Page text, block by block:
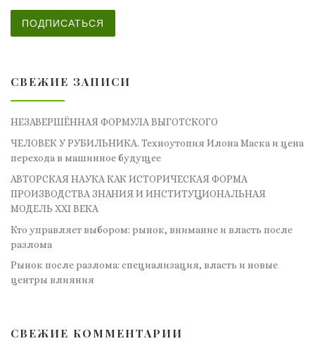
ПОДПИСАТЬСЯ
СВЕЖИЕ ЗАПИСИ
НЕЗАВЕРШЁННАЯ ФОРМУЛА ВЫГОТСКОГО
ЧЕЛОВЕК У РУБИЛЬНИКА. Техноутопия Илона Маска и цена
перехода в машинное будущее
АВТОРСКАЯ НАУКА КАК ИСТОРИЧЕСКАЯ ФОРМА
ПРОИЗВОДСТВА ЗНАНИЯ И ИНСТИТУЦИОНАЛЬНАЯ
МОДЕЛЬ XXI ВЕКА
Кто управляет выбором: рынок, внимание и власть после
разлома
Рынок после разлома: специализация, власть и новые
центры влияния
СВЕЖИЕ КОММЕНТАРИИ